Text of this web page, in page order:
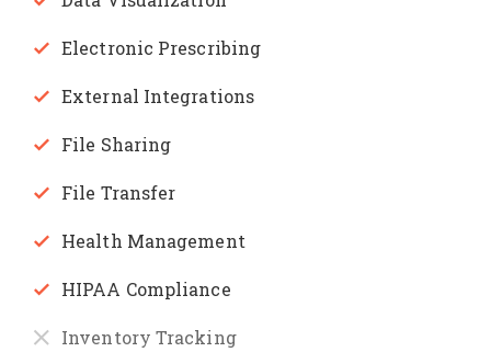
Electronic Prescribing
External Integrations
File Sharing
File Transfer
Health Management
HIPAA Compliance
Inventory Tracking